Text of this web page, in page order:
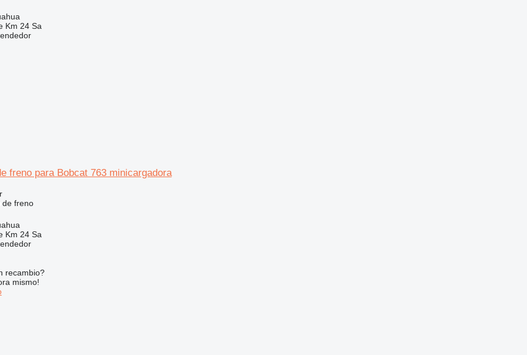
Km 24 Sa
freno para Bobcat 763 minicargadora
de freno
Km 24 Sa
recambio?
mismo!